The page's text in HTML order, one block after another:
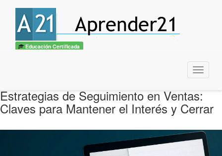
Educación Certificada
Menu
Estrategias de Seguimiento en Ventas:
Claves para Mantener el Interés y Cerrar